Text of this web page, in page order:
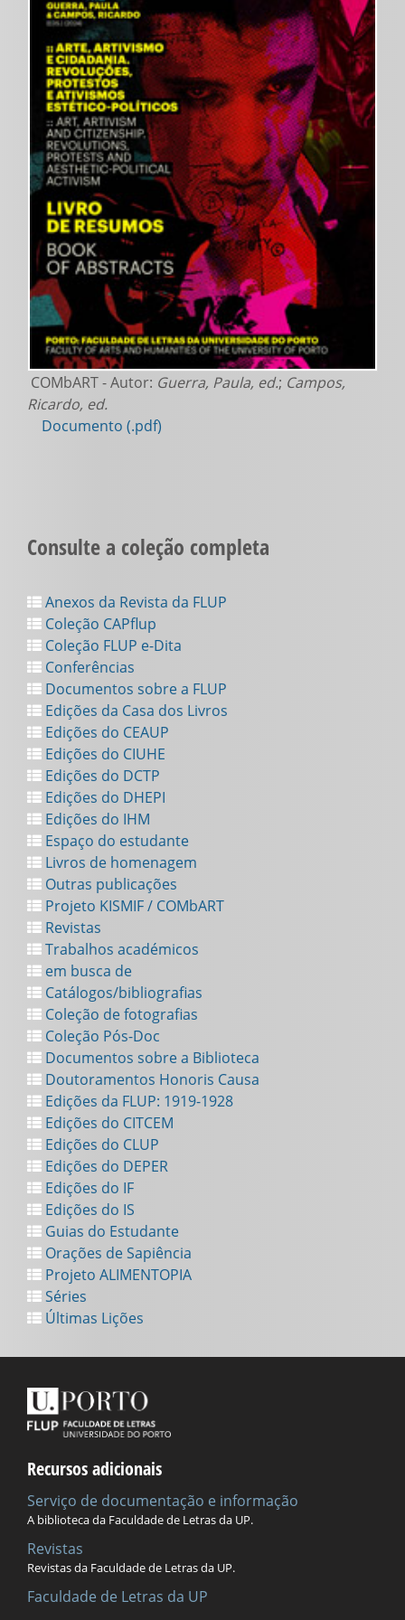
COMbART - Autor: Guerra, Paula, ed.; Campos,
Ricardo, ed.
Documento (.pdf)
Consulte a coleção completa
Anexos da Revista da FLUP
Coleção CAPflup
Coleção FLUP e-Dita
Conferências
Documentos sobre a FLUP
Edições da Casa dos Livros
Edições do CEAUP
Edições do CIUHE
Edições do DCTP
Edições do DHEPI
Edições do IHM
Espaço do estudante
Livros de homenagem
Outras publicações
Projeto KISMIF / COMbART
Revistas
Trabalhos académicos
em busca de
Catálogos/bibliografias
Coleção de fotografias
Coleção Pós-Doc
Documentos sobre a Biblioteca
Doutoramentos Honoris Causa
Edições da FLUP: 1919-1928
Edições do CITCEM
Edições do CLUP
Edições do DEPER
Edições do IF
Edições do IS
Guias do Estudante
Orações de Sapiência
Projeto ALIMENTOPIA
Séries
Últimas Lições
Recursos adicionais
Serviço de documentação e informação
A biblioteca da Faculdade de Letras da UP.
Revistas
Revistas da Faculdade de Letras da UP.
Faculdade de Letras da UP